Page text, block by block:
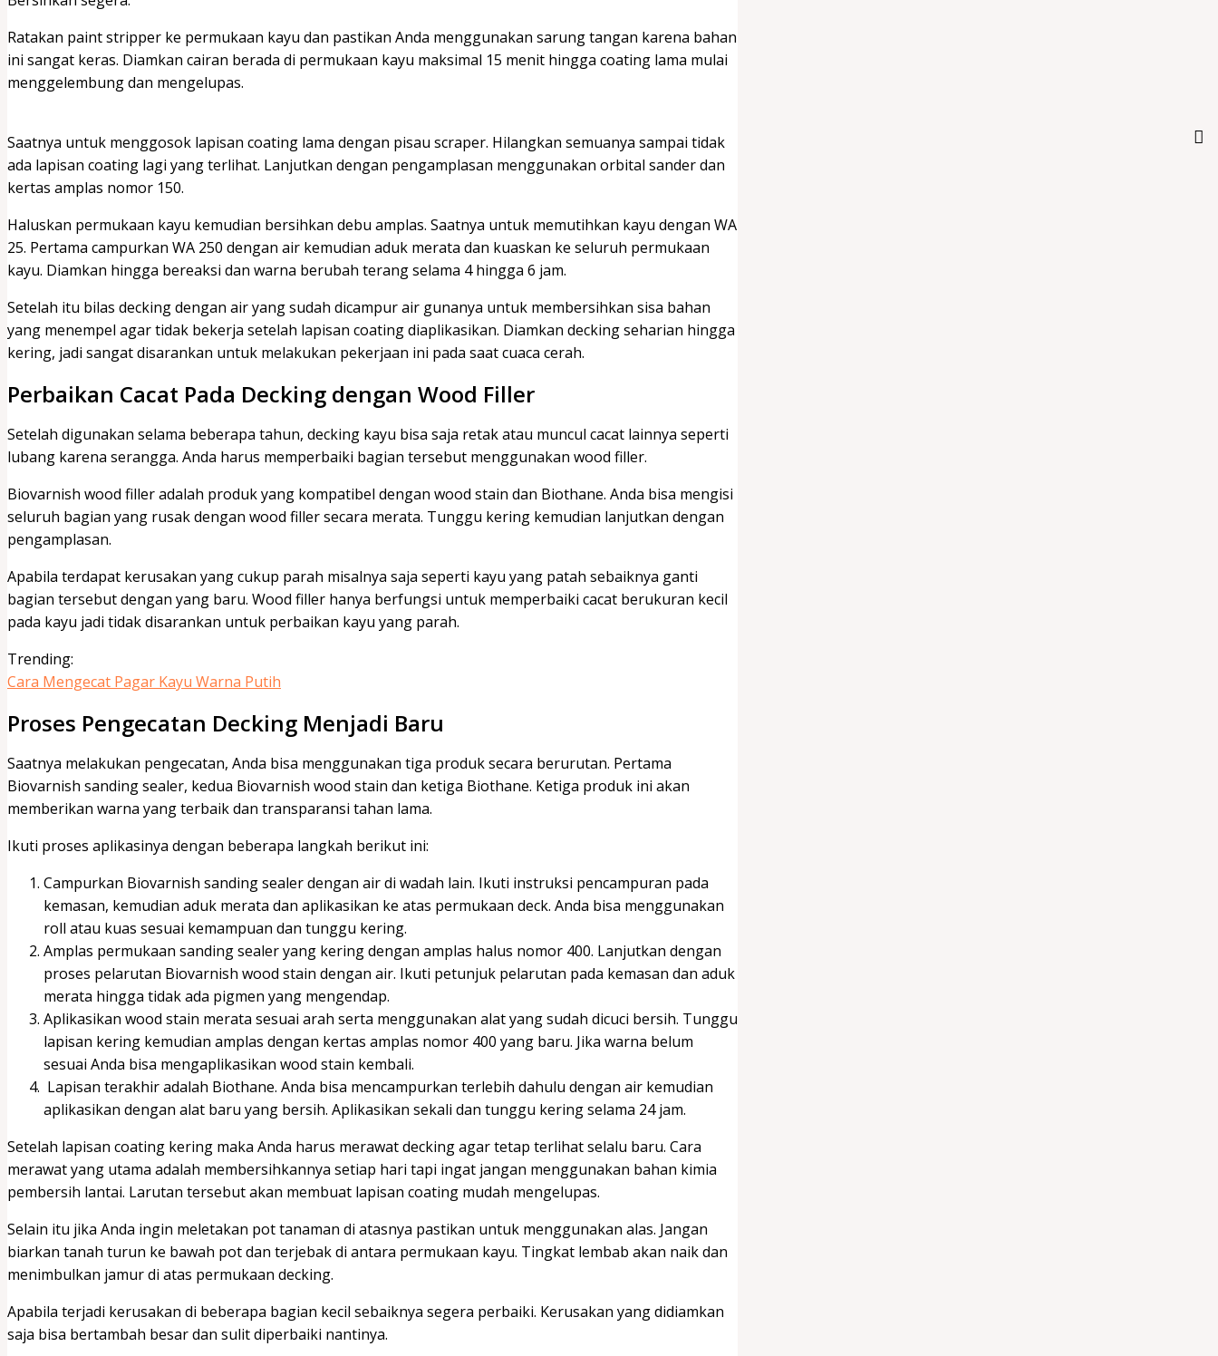
Ratakan paint stripper ke permukaan kayu dan pastikan Anda menggunakan sarung tangan karena bahan
ini sangat keras. Diamkan cairan berada di permukaan kayu maksimal 15 menit hingga coating lama mulai
menggelembung dan mengelupas.
Saatnya untuk menggosok lapisan coating lama dengan pisau scraper. Hilangkan semuanya sampai tidak
ada lapisan coating lagi yang terlihat. Lanjutkan dengan pengamplasan menggunakan orbital sander dan
kertas amplas nomor 150.
Haluskan permukaan kayu kemudian bersihkan debu amplas. Saatnya untuk memutihkan kayu dengan WA
25. Pertama campurkan WA 250 dengan air kemudian aduk merata dan kuaskan ke seluruh permukaan
kayu. Diamkan hingga bereaksi dan warna berubah terang selama 4 hingga 6 jam.
Setelah itu bilas decking dengan air yang sudah dicampur air gunanya untuk membersihkan sisa bahan
yang menempel agar tidak bekerja setelah lapisan coating diaplikasikan. Diamkan decking seharian hingga
kering, jadi sangat disarankan untuk melakukan pekerjaan ini pada saat cuaca cerah.
Perbaikan Cacat Pada Decking dengan Wood Filler
Setelah digunakan selama beberapa tahun, decking kayu bisa saja retak atau muncul cacat lainnya seperti
lubang karena serangga. Anda harus memperbaiki bagian tersebut menggunakan wood filler.
Biovarnish wood filler adalah produk yang kompatibel dengan wood stain dan Biothane. Anda bisa mengisi
seluruh bagian yang rusak dengan wood filler secara merata. Tunggu kering kemudian lanjutkan dengan
pengamplasan.
Apabila terdapat kerusakan yang cukup parah misalnya saja seperti kayu yang patah sebaiknya ganti
bagian tersebut dengan yang baru. Wood filler hanya berfungsi untuk memperbaiki cacat berukuran kecil
pada kayu jadi tidak disarankan untuk perbaikan kayu yang parah.
Trending:
Cara Mengecat Pagar Kayu Warna Putih
Proses Pengecatan Decking Menjadi Baru
Saatnya melakukan pengecatan, Anda bisa menggunakan tiga produk secara berurutan. Pertama
Biovarnish sanding sealer, kedua Biovarnish wood stain dan ketiga Biothane. Ketiga produk ini akan
memberikan warna yang terbaik dan transparansi tahan lama.
Ikuti proses aplikasinya dengan beberapa langkah berikut ini:
Campurkan Biovarnish sanding sealer dengan air di wadah lain. Ikuti instruksi pencampuran pada
kemasan, kemudian aduk merata dan aplikasikan ke atas permukaan deck. Anda bisa menggunakan
roll atau kuas sesuai kemampuan dan tunggu kering.
Amplas permukaan sanding sealer yang kering dengan amplas halus nomor 400. Lanjutkan dengan
proses pelarutan Biovarnish wood stain dengan air. Ikuti petunjuk pelarutan pada kemasan dan aduk
merata hingga tidak ada pigmen yang mengendap.
Aplikasikan wood stain merata sesuai arah serta menggunakan alat yang sudah dicuci bersih. Tunggu
lapisan kering kemudian amplas dengan kertas amplas nomor 400 yang baru. Jika warna belum
sesuai Anda bisa mengaplikasikan wood stain kembali.
Lapisan terakhir adalah Biothane. Anda bisa mencampurkan terlebih dahulu dengan air kemudian
aplikasikan dengan alat baru yang bersih. Aplikasikan sekali dan tunggu kering selama 24 jam.
Setelah lapisan coating kering maka Anda harus merawat decking agar tetap terlihat selalu baru. Cara
merawat yang utama adalah membersihkannya setiap hari tapi ingat jangan menggunakan bahan kimia
pembersih lantai. Larutan tersebut akan membuat lapisan coating mudah mengelupas.
Selain itu jika Anda ingin meletakan pot tanaman di atasnya pastikan untuk menggunakan alas. Jangan
biarkan tanah turun ke bawah pot dan terjebak di antara permukaan kayu. Tingkat lembab akan naik dan
menimbulkan jamur di atas permukaan decking.
Apabila terjadi kerusakan di beberapa bagian kecil sebaiknya segera perbaiki. Kerusakan yang didiamkan
saja bisa bertambah besar dan sulit diperbaiki nantinya.